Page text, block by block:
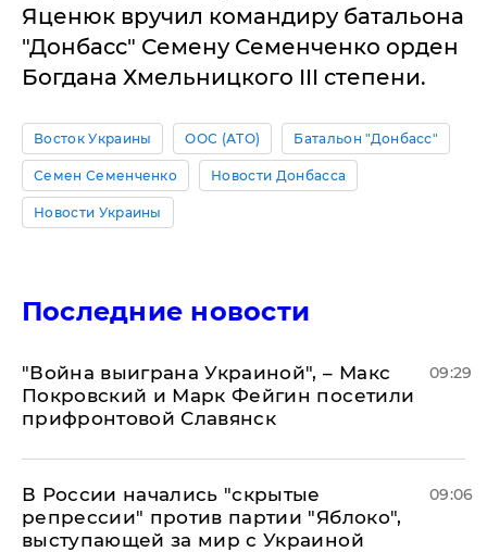
Яценюк вручил командиру батальона
"Донбасс" Семену Семенченко орден
Богдана Хмельницкого III степени.
Восток Украины ООС (АТО) Батальон "Донбасс"
Семен Семенченко Новости Донбасса
Новости Украины
Последние новости
"Война выиграна Украиной", – Макс
Покровский и Марк Фейгин посетили
прифронтовой Славянск
09:29
В России начались "скрытые
репрессии" против партии "Яблоко",
выступающей за мир с Украиной
09:06